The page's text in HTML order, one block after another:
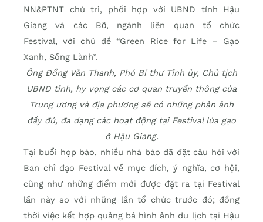
NN&PTNT chủ trì, phối hợp với UBND tỉnh Hậu
Giang và các Bộ, ngành liên quan tổ chức
Festival,với chủ đề “Green Rice for Life – Gạo
Xanh, Sống Lành”.
Ông Đồng Văn Thanh, Phó Bí thư Tỉnh ủy, Chủ tịch
UBND tỉnh, hy vọng các cơ quan truyền thông của
Trung ương và địa phương sẽ có những phản ảnh
đầy đủ, đa dạng các hoạt động tại Festival lúa gạo
ở Hậu Giang.
Tại buổi họp báo, nhiều nhà báo đã đặt câu hỏi với
Ban chỉ đạo Festival về mục đích, ý nghĩa, cơ hội,
cũng như những điểm mới được đặt ra tại Festival
lần này so với những lần tổ chức trước đó; đồng
thời việc kết hợp quảng bá hình ảnh du lịch tại Hậu